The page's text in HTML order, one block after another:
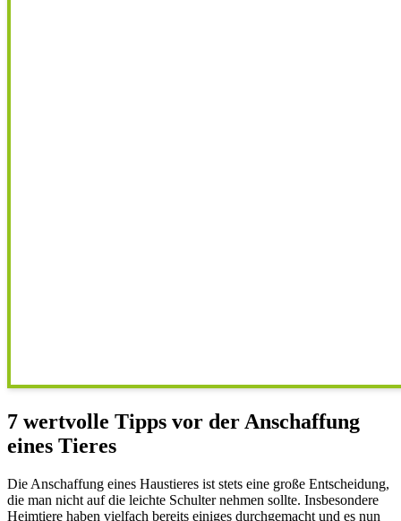
7 wertvolle Tipps vor der Anschaffung
eines Tieres
Die Anschaffung eines Haustieres ist stets eine große Entscheidung,
die man nicht auf die leichte Schulter nehmen sollte. Insbesondere
Heimtiere haben vielfach bereits einiges durchgemacht und es nun